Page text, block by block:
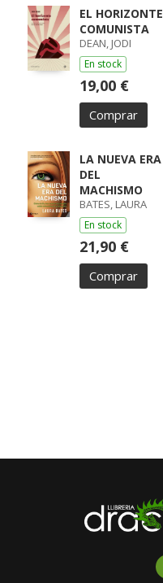
EL HORIZONTE
COMUNISTA
DEAN, JODI
En stock
19,00 €
Comprar
LA NUEVA ERA
DEL
MACHISMO
BATES, LAURA
En stock
21,90 €
Comprar